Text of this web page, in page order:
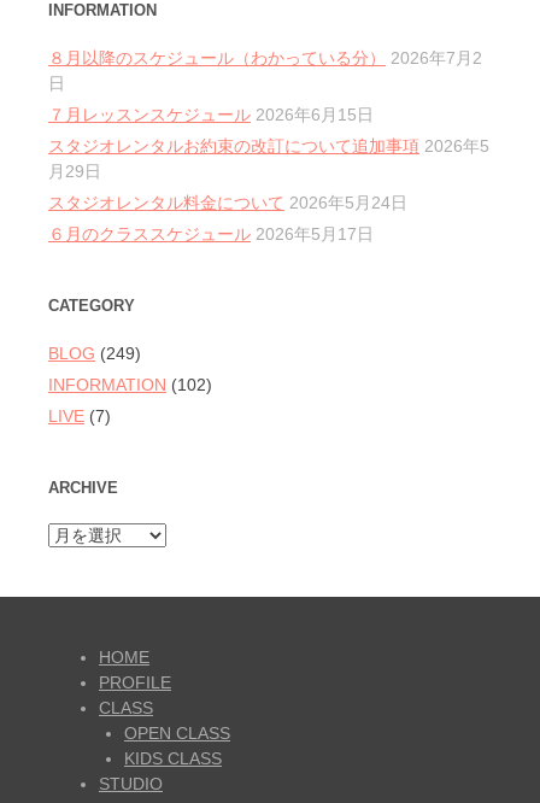
INFORMATION
８月以降のスケジュール（わかっている分）
2026年7月2
日
７月レッスンスケジュール 2026年6月15日
スタジオレンタルお約束の改訂について追加事項 2026年5
月29日
スタジオレンタル料金について 2026年5月24日
６月のクラススケジュール 2026年5月17日
CATEGORY
BLOG (249)
INFORMATION (102)
LIVE (7)
ARCHIVE
ARCHIVE
HOME
PROFILE
CLASS
OPEN CLASS
KIDS CLASS
STUDIO